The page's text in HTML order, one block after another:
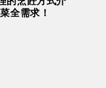
全需求！